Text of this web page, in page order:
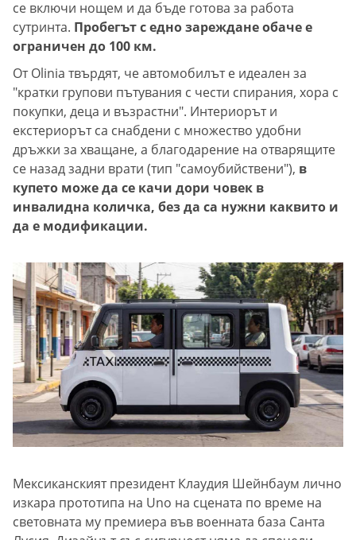
се включи нощем и да бъде готова за работа
сутринта. Пробегът с едно зареждане обаче е
ограничен до 100 км.
От Olinia твърдят, че автомобилът е идеален за
"кратки групови пътувания с чести спирания, хора с
покупки, деца и възрастни". Интериорът и
екстериорът са снабдени с множество удобни
дръжки за хващане, а благодарение на отварящите
се назад задни врати (тип "самоубийствени"), в
купето може да се качи дори човек в
инвалидна количка, без да са нужни каквито и
да е модификации.
Мексиканският президент Клаудия Шейнбаум лично
изкара прототипа на Uno на сцената по време на
световната му премиера във военната база Санта